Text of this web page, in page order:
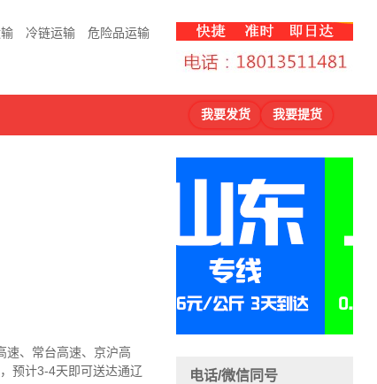
冷链运输 危险品运输
我要发货 我要提货
速、常台高速、京沪高
预计3-4天即可送达通辽
电话/微信同号